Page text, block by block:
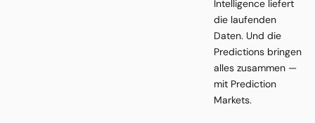
Intelligence liefert
die laufenden
Daten. Und die
Predictions bringen
alles zusammen —
mit Prediction
Markets.